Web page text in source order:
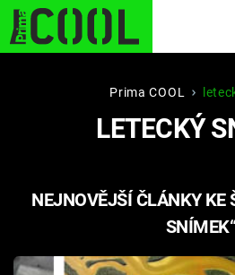
STARHOUSE BUFFY,
PLNEJ KOTEL
Prima COOL
LETECKÝ
NEJNOVĚJŠÍ ČLÁNKY KE